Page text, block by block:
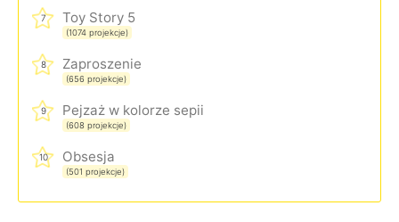
7 Toy Story 5
(1074 projekcje)
8 Zaproszenie
(656 projekcje)
9 Pejzaż w kolorze sepii
(608 projekcje)
10 Obsesja
(501 projekcje)